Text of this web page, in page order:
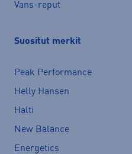
Vans-reput
Suositut merkit
Peak Performance
Helly Hansen
Halti
New Balance
Energetics